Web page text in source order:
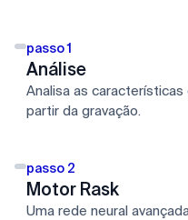
passo 1
Análise
Analisa as
partir da gravação.
passo 2
Motor Rask
Uma rede neural